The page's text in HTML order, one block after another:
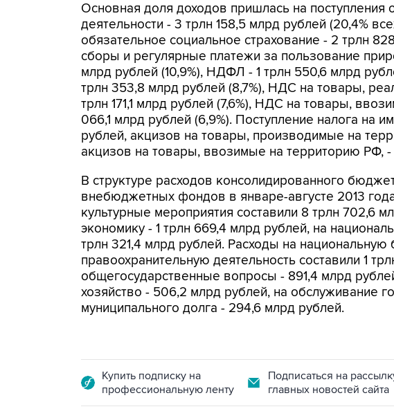
Основная доля доходов пришлась на поступления
деятельности - 3 трлн 158,5 млрд рублей (20,4%
обязательное социальное страхование - 2 трлн
сборы и регулярные платежи за пользование
млрд рублей (10,9%), НДФЛ - 1 трлн 550,6 млрд
трлн 353,8 млрд рублей (8,7%), НДС на товары,
трлн 171,1 млрд рублей (7,6%), НДС на товары,
066,1 млрд рублей (6,9%). Поступление налога на
рублей, акцизов на товары, производимые на
акцизов на товары, ввозимые на территорию РФ,
В структуре расходов консолидированного
внебюджетных фондов в январе-августе 2013
культурные мероприятия составили 8 трлн 702,6
экономику - 1 трлн 669,4 млрд рублей, на
трлн 321,4 млрд рублей. Расходы на национальную
правоохранительную деятельность составили 1
общегосударственные вопросы - 891,4 млрд
хозяйство - 506,2 млрд рублей, на обслуживание
муниципального долга - 294,6 млрд рублей.
Купить подписку на
профессиональную ленту
Подписаться на
главных новостей сайта